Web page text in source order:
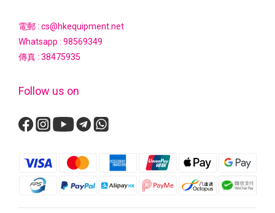
電郵 : cs@hkequipment.net
Whatsapp : 98569349
傳真 : 38475935
Follow us on